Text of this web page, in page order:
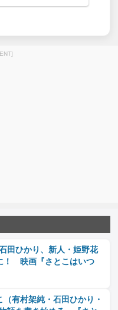
田ひかり、新人・姫野花
！ 映画『さとこはいつ
（有村架純・石田ひかり・